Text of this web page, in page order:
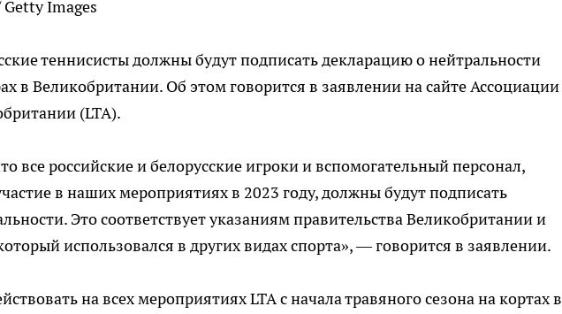
Images
теннисисты должны будут подписать декларацию о нейтральности
в Великобритании. Об этом говорится в заявлении на сайте Ассоциации
(LTA).
все российские и белорусские игроки и вспомогательный персонал,
в наших мероприятиях в 2023 году, должны будут подписать
Это соответствует указаниям правительства Великобритании и
использовался в других видах спорта», — говорится в заявлении.
на всех мероприятиях LTA с начала травяного сезона на кортах в